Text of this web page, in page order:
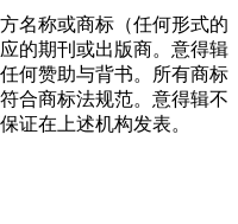
名称或商标（任何形式的
的期刊或出版商。意得辑
何赞助与背书。所有商标
合商标法规范。意得辑不
证在上述机构发表。